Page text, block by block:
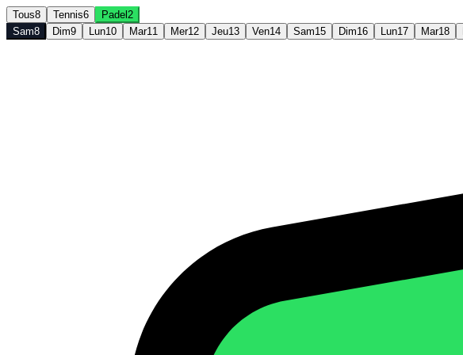
Tous8 Tennis6 Padel 2
Sam8 Dim9 Lun10 Mar11 Mer12 Jeu13 Ven14 Sam15 Dim16 Lun17 Mar18